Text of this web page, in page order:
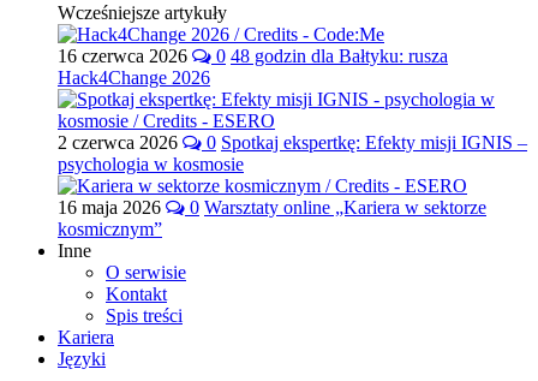
Wcześniejsze artykuły
16 czerwca 2026 0 48 godzin dla Bałtyku: rusza
Hack4Change 2026
2 czerwca 2026 0 Spotkaj ekspertkę: Efekty misji IGNIS –
psychologia w kosmosie
16 maja 2026 0 Warsztaty online „Kariera w sektorze
kosmicznym”
Inne
O serwisie
Kontakt
Spis treści
Kariera
Języki